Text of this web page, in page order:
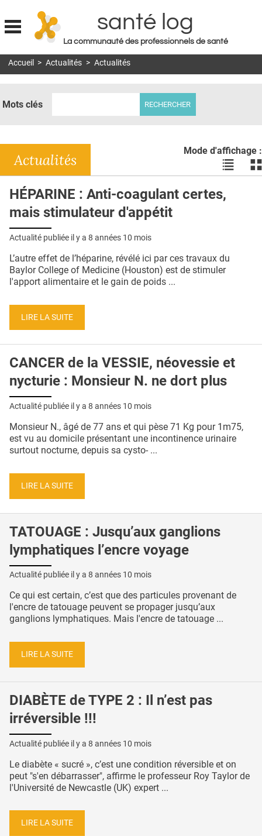
Jump to navigation
santé log
La communauté des professionnels de santé
MON COMPTE
DOSSIERS
RÉSEAUX
E-REVUE SAD
QUI SOMMES-NOUS ?
CONDITIONS GÉNÉRALES
CRÉDITS
Accueil > Actualités > Actualités
Mots clés
Mode d'affichage :
Voir
les
en
les
Actualités
HÉPARINE : Anti-coagulant certes,
mais stimulateur d'appétit
Actualité publiée il y a 8 années 10 mois
L’autre effet de l’héparine, révélé ici par ces travaux du
Baylor College of Medicine (Houston) est de stimuler
l'apport alimentaire et le gain de poids ...
LIRE LA SUITE
CANCER de la VESSIE, néovessie et
nycturie : Monsieur N. ne dort plus
Actualité publiée il y a 8 années 10 mois
Monsieur N., âgé de 77 ans et qui pèse 71 Kg pour 1m75,
est vu au domicile présentant une incontinence urinaire
surtout nocturne, depuis sa cysto- ...
LIRE LA SUITE
TATOUAGE : Jusqu’aux ganglions
lymphatiques l’encre voyage
Actualité publiée il y a 8 années 10 mois
Ce qui est certain, c’est que des particules provenant de
l'encre de tatouage peuvent se propager jusqu’aux
ganglions lymphatiques. Mais l'encre de tatouage ...
LIRE LA SUITE
DIABÈTE de TYPE 2 : Il n’est pas
irréversible !!!
Actualité publiée il y a 8 années 10 mois
Le diabète « sucré », c’est une condition réversible et on
peut "s'en débarrasser", affirme le professeur Roy Taylor de
l'Université de Newcastle (UK) expert ...
LIRE LA SUITE